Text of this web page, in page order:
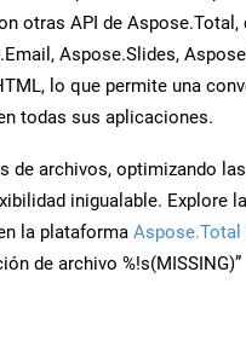
otras API de Aspose.Total,
Aspose.Slides,
lo que permite una
todas sus aplicaciones.
de archivos, optimizando las
inigualable. Explore
la plataforma Aspose.Total
de archivo %!s(MISSING)”